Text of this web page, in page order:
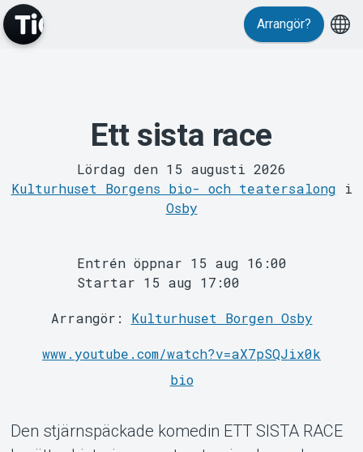
MyTickster
Support
Om Tickster
Arrangör?
Ett sista race
Lördag den 15 augusti 2026
Kulturhuset Borgens bio- och teatersalong i
Osby
Entrén öppnar 15 aug 16:00
Startar 15 aug 17:00
Arrangör: Kulturhuset Borgen Osby
www.youtube.com/watch?v=aX7pSQJix0k
bio
Den stjärnspäckade komedin ETT SISTA RACE